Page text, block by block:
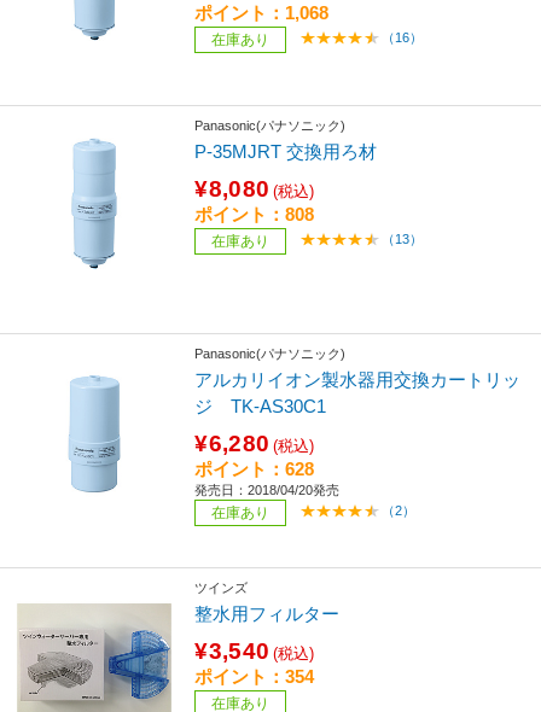
ポイント：1,068
在庫あり （16）
Panasonic(パナソニック)
P-35MJRT 交換用ろ材
¥8,080 (税込)
ポイント：808
在庫あり （13）
Panasonic(パナソニック)
アルカリイオン製水器用交換カートリッ
ジ TK-AS30C1
¥6,280 (税込)
ポイント：628
発売日：2018/04/20発売
在庫あり （2）
ツインズ
整水用フィルター
¥3,540 (税込)
ポイント：354
在庫あり